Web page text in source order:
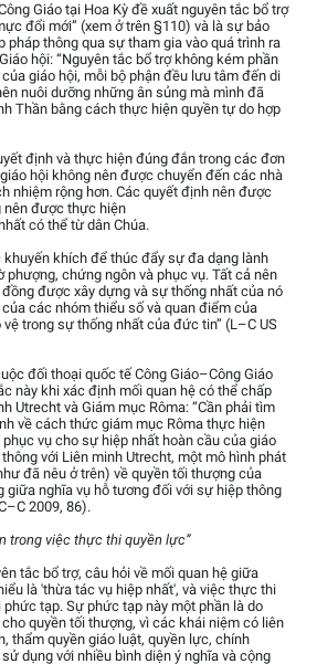
Giáo tại Hoa Kỳ đề xuất nguyên tắc bổ trợ
đổi mới” (xem ở trên §110) và là sự bảo
pháp thông qua sự tham gia vào quá trình ra
hội: “Nguyên tắc bổ trợ không kém phần
giáo hội, mỗi bộ phận đều lưu tâm đến di
nuôi dưỡng những ân sủng mà mình đã
Thần bằng cách thực hiện quyền tự do hợp
định và thực hiện đúng đắn trong các đơn
hội không nên được chuyển đến các nhà
nhiệm rộng hơn. Các quyết định nên được
nên được thực hiện
có thể từ dân Chúa.
khích để thúc đẩy sự đa dạng lành
phượng, chứng ngôn và phục vụ. Tất cả nên
được xây dựng và sự thống nhất của nó
các nhóm thiểu số và quan điểm của
trong sự thống nhất của đức tin” (L–C US
đối thoại quốc tế Công Giáo–Công Giáo
này khi xác định mối quan hệ có thể chấp
Utrecht và Giám mục Rôma: “Cần phải tìm
về cách thức giám mục Rôma thực hiện
vụ cho sự hiệp nhất hoàn cầu của giáo
với Liên minh Utrecht, một mô hình phát
đã nêu ở trên) về quyền tối thượng của
giữa nghĩa vụ hỗ tương đối với sự hiệp thông
2009, 86).
trong việc thực thi quyền lực”
tắc bổ trợ, câu hỏi về mối quan hệ giữa
là 'thừa tác vụ hiệp nhất', và việc thực thi
tạp. Sự phức tạp này một phần là do
quyền tối thượng, vì các khái niệm có liên
thẩm quyền giáo luật, quyền lực, chính
dụng với nhiều bình diện ý nghĩa và cộng